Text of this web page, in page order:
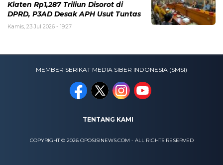
Klaten Rp1,287 Triliun Disorot di
DPRD, P3AD Desak APH Usut Tuntas
Kamis, 23 Jul 2026 - 19:27
MEMBER SERIKAT MEDIA SIBER INDONESIA (SMSI)
TENTANG KAMI
COPYRIGHT © 2026 OPOSISINEWS.COM - ALL RIGHTS RESERVED